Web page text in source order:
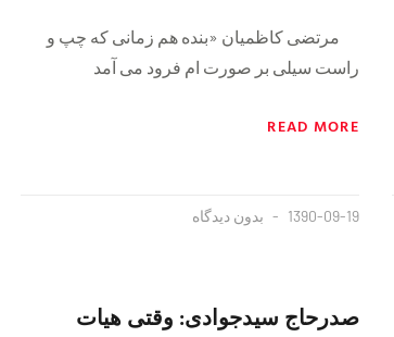
مرتضی کاظمیان «بنده هم زمانی که چپ و
راست سیلی بر صورت ام فرود می آمد
READ MORE
1390-09-19 بدون دیدگاه
صدرحاج سیدجوادی: وقتی هیات